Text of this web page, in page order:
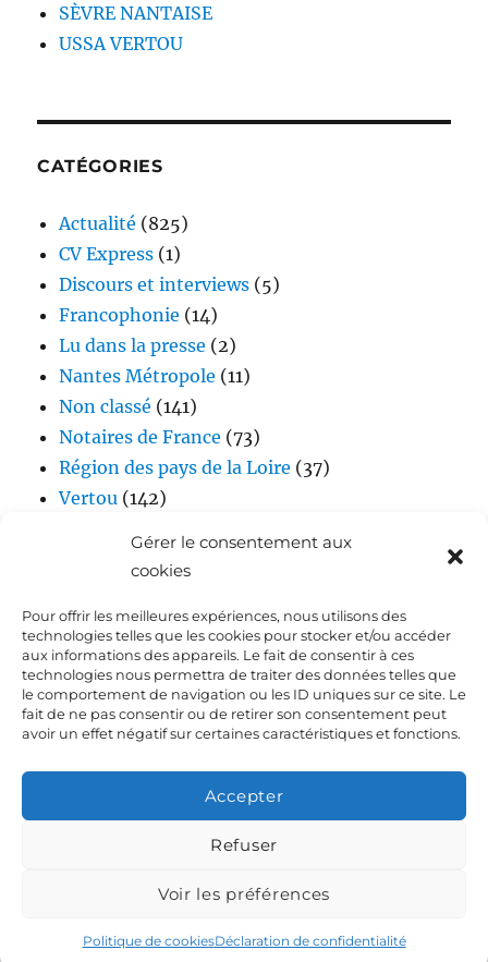
Gérer le consentement aux
cookies
Pour offrir les meilleures expériences, nous utilisons des
technologies telles que les cookies pour stocker et/ou accéder
aux informations des appareils. Le fait de consentir à ces
technologies nous permettra de traiter des données telles que
le comportement de navigation ou les ID uniques sur ce site. Le
fait de ne pas consentir ou de retirer son consentement peut
avoir un effet négatif sur certaines caractéristiques et fonctions.
Accepter
Refuser
Voir les préférences
Politique de cookiesDéclaration de confidentialité
SÈVRE NANTAISE
USSA VERTOU
CATÉGORIES
Actualité (825)
CV Express (1)
Discours et interviews (5)
Francophonie (14)
Lu dans la presse (2)
Nantes Métropole (11)
Non classé (141)
Notaires de France (73)
Région des pays de la Loire (37)
Vertou (142)
Accueil
Dialoguez avec Laurent Dejoie
Déclaration de